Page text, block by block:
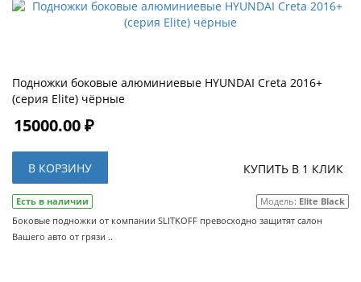
Подножки боковые алюминиевые HYUNDAI Creta 2016+
(серия Elite) чёрные
15000.00 ₽
В КОРЗИНУ КУПИТЬ В 1 КЛИК
Есть в наличии Модель: Elite Black
Боковые подножки от компании SLITKOFF превосходно защитят салон
Вашего авто от грязи ..